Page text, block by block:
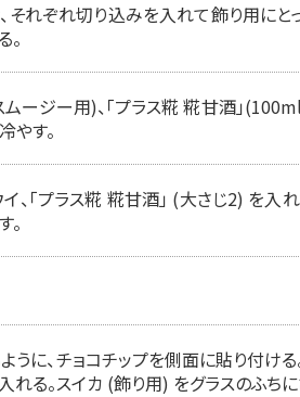
れぞれ切り込みを入れて飾り用にと
ージー用)、「プラス糀 糀甘酒」
やす。
、「プラス糀 糀甘酒」 (大さじ2) を
に、チョコチップを側面に貼り付け
る。スイカ (飾り用) をグラスのふちに